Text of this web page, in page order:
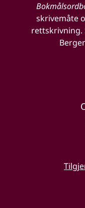
skrivemåte
rettskrivning.